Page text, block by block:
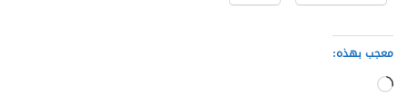
معجب بهذه:
جاري